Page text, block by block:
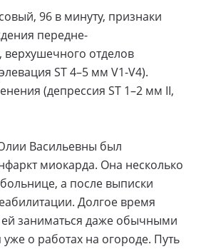
96 в минуту, признаки
передне-
верхушечного отделов
ST 4–5 мм V1-V4).
(депрессия ST 1–2 мм II,
Васильевны был
миокарда. Она несколько
а после выписки
Долгое время
заниматься даже обычными
о работах на огороде. Путь